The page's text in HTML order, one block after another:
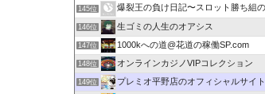
145位 爆裂王の負け日記〜スロット勝ち組
146位 生ゴミの人生のオアシス
147位 1000kへの道@花道の稼働SP.com
148位 オンラインカジノVIPコレクション
149位 プレミオ平野店のオフィシャルサイト